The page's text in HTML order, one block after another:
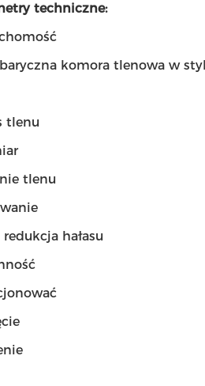
techniczne:
komora tlenowa w
tlenu
tlenu
hałasu